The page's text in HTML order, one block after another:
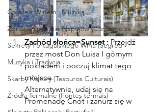
Chwile z Winem i Muzyką
Zdrowe Spożycie Napojów (Consumo sa
Sekrety Portugalskiego Wina (Segred
Muzyka i Tradycja
Skarby Kultury (Tesouros Culturais)
Źródła Termalne (Fontes termais)
Zachód słońca=Sunset : Przejdź
przez most Don Luisa I górnym
pokładem i poczuj klimat tego
miejsca.
Alternatywnie, udaj się na
Promenadę Cnót i zanurz się w